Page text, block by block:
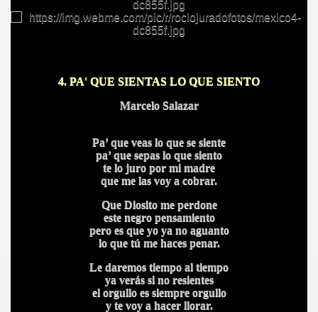
4. PA' QUE SIENTAS LO QUE SIENTO
Marcelo Salazar
Pa’ que veas lo que se siente
pa’ que sepas lo que siento
te lo juro por mi madre
que me las voy a cobrar.
Que Diosito me perdone
este negro pensamiento
pero es que yo ya no aguanto
lo que tú me haces penar.
Le daremos tiempo al tiempo
ya verás si no resientes
el orgullo es siempre orgullo
y te voy a hacer llorar.